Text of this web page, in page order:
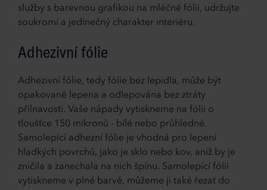
služby s barevnou grafikou na mléčné fólii, udržujte
soukromí a jedinečný charakter interiéru.
Adhezivní fólie
Adhezivní fólie, tedy fólie bez lepidla, může být
opakovaně lepena a odlepována bez ztráty
přilnavosti. Vaše nápady vytiskneme na fólii o
tloušťce 150 mikronů - bílé nebo průhledné.
Samolepící adhezní fólie je vhodná pro lepení
hladkých povrchů, jako je sklo nebo kov, aniž by je
zničila a zanechala na nich špínu. Samolepící fólii
vytiskneme v plné barvě, můžeme ji také řezat do